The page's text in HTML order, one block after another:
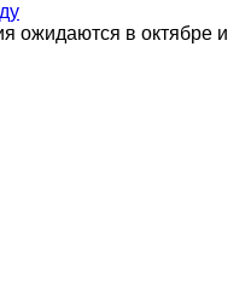
ожидаются в октябре и